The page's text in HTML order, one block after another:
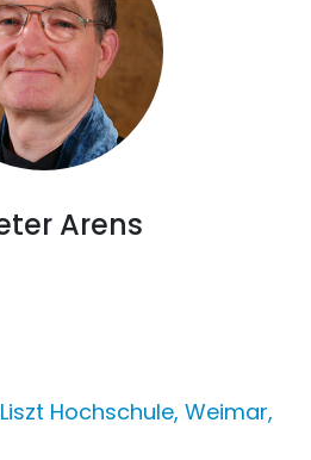
Arens
Hochschule, Weimar,